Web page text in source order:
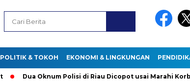
POLITIK & TOKOH EKONOMI & LINGKUNGAN
Dua Oknum Polisi di Riau Dicopot usai Marahi Korban